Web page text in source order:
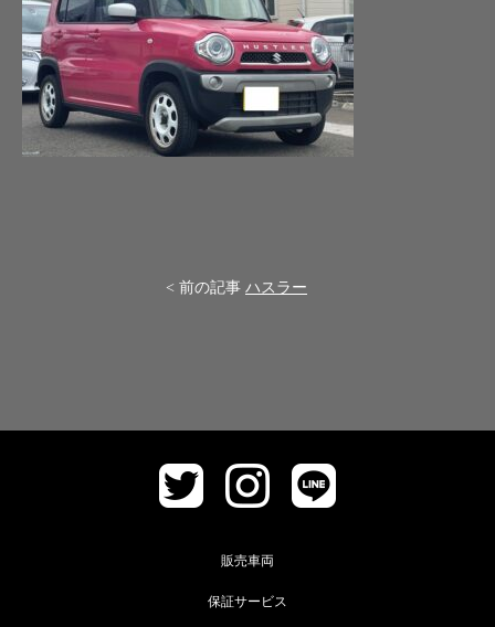
< 前の記事 ハスラー
販売車両
保証サービス